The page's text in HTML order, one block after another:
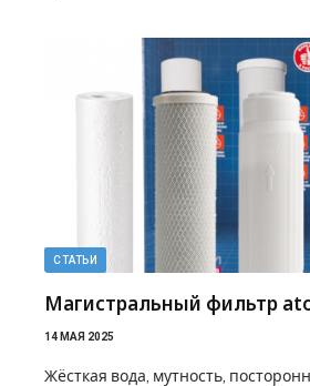
СТАТЬИ
Магистральный фильтр
14 МАЯ 2025
Жёсткая вода, мутность,